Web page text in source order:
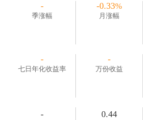
-
季涨幅
-0.33%
月涨幅
-
七日年化收益率
-
万份收益
- 0.44